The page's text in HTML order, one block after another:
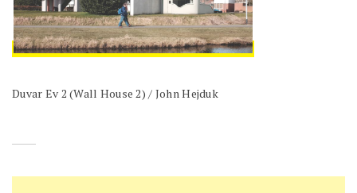
Duvar Ev 2 (Wall House 2) / John Hejduk